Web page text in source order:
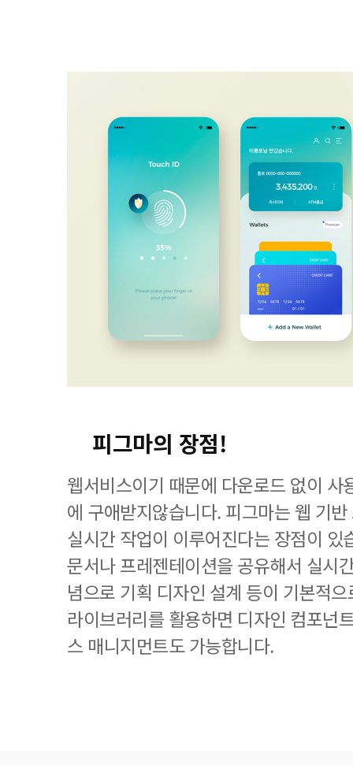
피그마의 장점!
웹서비스이기 때문에 다운로드 없이 사
에 구애받지않습니다. 피그마는 웹 기
실시간 작업이 이루어진다는 장점이 있
문서나 프레젠테이션을 공유해서 실시
념으로 기획 디자인 설계 등이 기본적
라이브러리를 활용하면 디자인 컴포넌
스 매니지먼트도 가능합니다.